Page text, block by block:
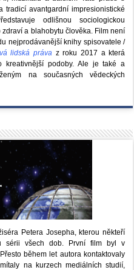
avantgardní impresionistické
odlišnou sociologickou
a blahobytu člověka. Film není
nejprodávanější knihy spisovatele /
lidská právaz roku 2017 a která
kreativnější podoby. Ale je také a
na současných vědeckých
Petera Josepha, kterou někteří
sérii všech dob. První film byl v
během let autora kontaktovaly
na kurzech mediálních studií,